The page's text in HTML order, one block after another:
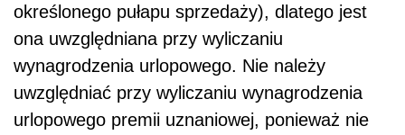
obliczane na podstawie przeciętnego
wynagrodzenia z okresu nie krótszego niż trzy
miesiące poprzedzające miesiąc rozpoczęcia
urlopu. W przypadku znacznego wahania
zmiennych składników wynagrodzenia